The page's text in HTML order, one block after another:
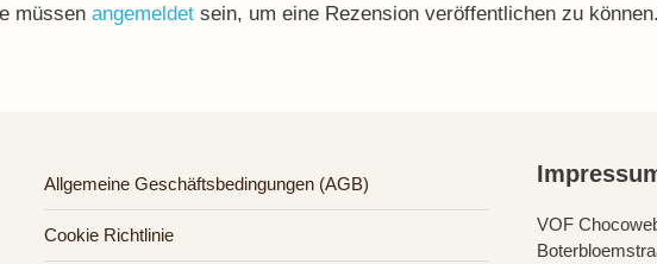
müssen angemeldet sein, um eine Rezension veröffentlichen zu können.
Allgemeine Geschäftsbedingungen (AGB)
Cookie Richtlinie
VOF